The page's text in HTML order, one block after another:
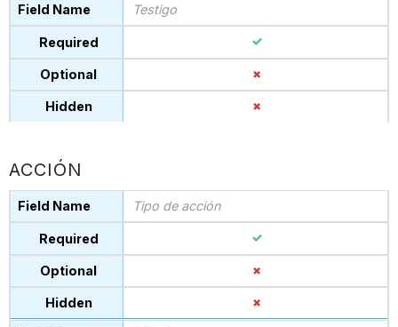
Testigo
ACCIÓN
Tipo de acción